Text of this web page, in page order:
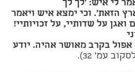
לי איש: 'לך לך
הזאת'. וכי ימצא איש ויאמר
על שדותיי, על זכויותיי!
בקרב מאושר אהיה. יודע
עמ' 32).